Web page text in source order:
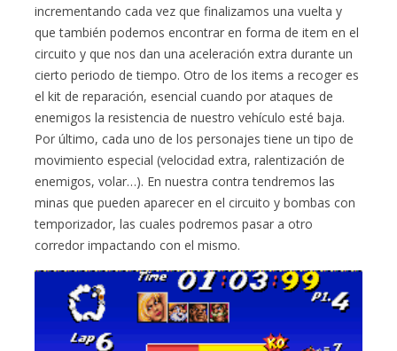
incrementando cada vez que finalizamos una vuelta y
que también podemos encontrar en forma de item en el
circuito y que nos dan una aceleración extra durante un
cierto periodo de tiempo. Otro de los items a recoger es
el kit de reparación, esencial cuando por ataques de
enemigos la resistencia de nuestro vehículo esté baja.
Por último, cada uno de los personajes tiene un tipo de
movimiento especial (velocidad extra, ralentización de
enemigos, volar…). En nuestra contra tendremos las
minas que pueden aparecer en el circuito y bombas con
temporizador, las cuales podremos pasar a otro
corredor impactando con el mismo.